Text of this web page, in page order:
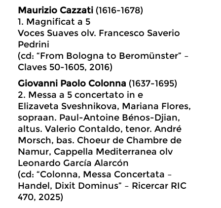
Maurizio Cazzati (1616-1678)
1. Magnificat a 5
Voces Suaves olv. Francesco Saverio
Pedrini
(cd: “From Bologna to Beromünster” –
Claves 50-1605, 2016)
Giovanni Paolo Colonna (1637-1695)
2. Messa a 5 concertato in e
Elizaveta Sveshnikova, Mariana Flores,
sopraan. Paul-Antoine Bénos-Djian,
altus. Valerio Contaldo, tenor. André
Morsch, bas. Choeur de Chambre de
Namur, Cappella Mediterranea olv
Leonardo García Alarcón
(cd: “Colonna, Messa Concertata –
Handel, Dixit Dominus” – Ricercar RIC
470, 2025)